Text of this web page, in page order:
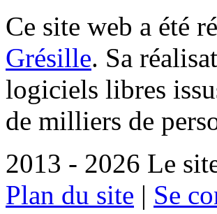
Ce site web a été
Grésille. Sa
logiciels libres
de milliers de
2013 - 2026 Le
Plan du site | Se